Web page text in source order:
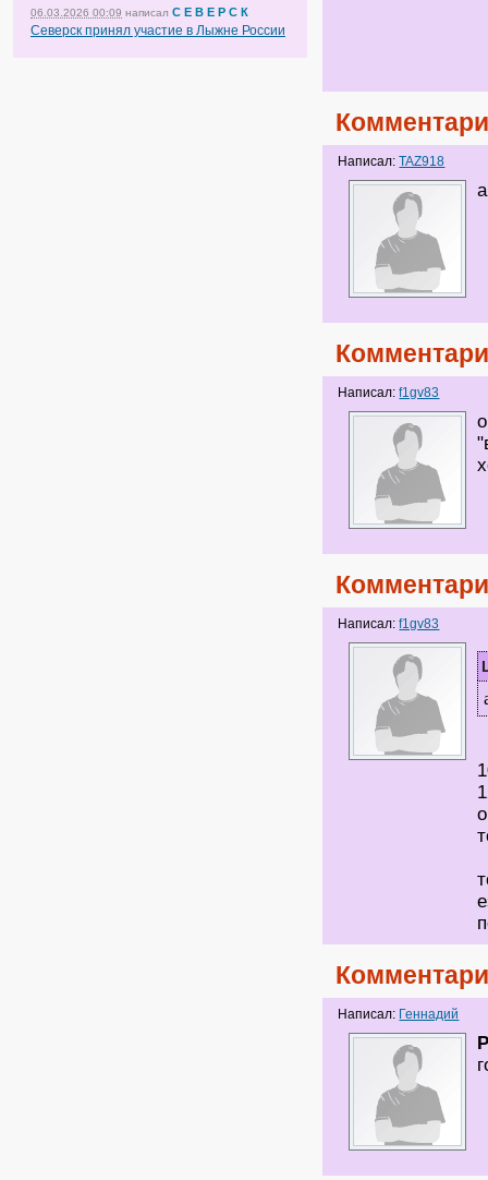
06.03.2026 00:09 написал С Е В Е Р С К
Северск принял участие в Лыжне России
Написал:TAZ918
Написал:f1gv83
Написал:f1gv83
Написал: Геннадий